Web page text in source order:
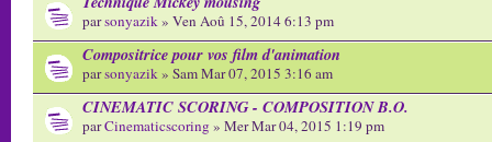
parsonyazik» Ven Aoû 15, 2014 6:13 pm
Compositrice pour vos film d'animation
parsonyazik» Sam Mar 07, 2015 3:16 am
CINEMATIC SCORING - COMPOSITION B.O.
parCinematicscoring » Mer Mar 04, 2015 1:19 pm